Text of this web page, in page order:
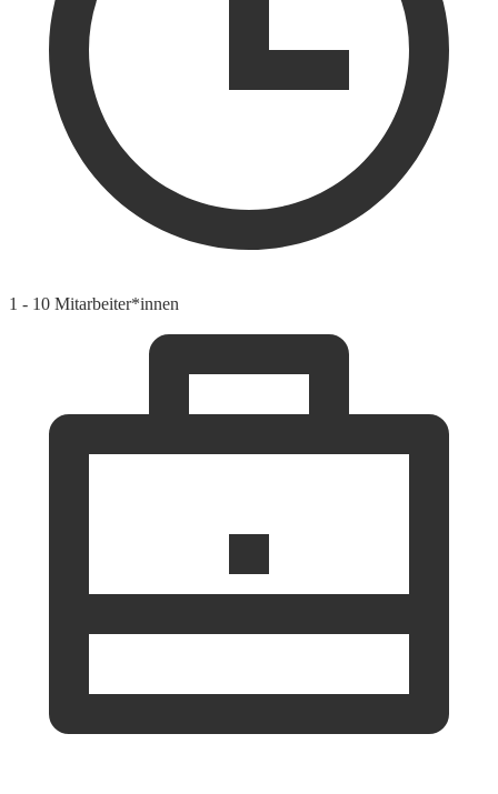
1 - 10 Mitarbeiter*innen